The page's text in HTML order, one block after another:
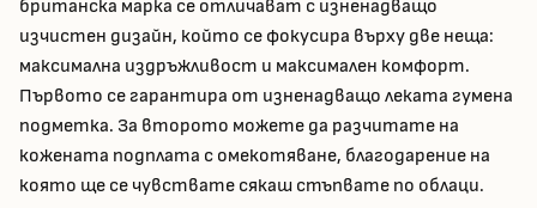
британска марка се отличават с изненадващо
изчистен дизайн, който се фокусира върху две неща:
максимална издръжливост и максимален комфорт.
Първото се гарантира от изненадващо леката гумена
подметка. За второто можете да разчитате на
кожената подплата с омекотяване, благодарение на
която ще се чувствате сякаш стъпвате по облаци.